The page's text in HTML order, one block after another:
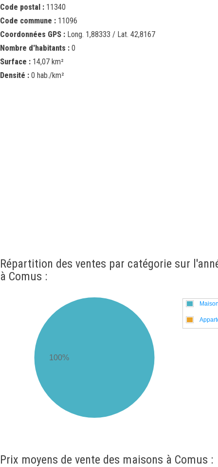
Code postal : 11340
Code commune : 11096
Coordonnées GPS : Long. 1,88333 / Lat. 42,8167
Nombre d'habitants : 0
Surface : 14,07 km²
Densité : 0 hab./km²
Répartition des ventes par catégorie sur
à Comus :
100%
Prix moyens de vente des maisons à Comus :